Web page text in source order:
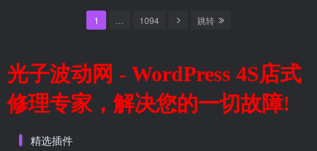
1 1094 跳转
光子波动网 - WordPress 4S店式
修理专家，解决您的一切故障!
精选插件